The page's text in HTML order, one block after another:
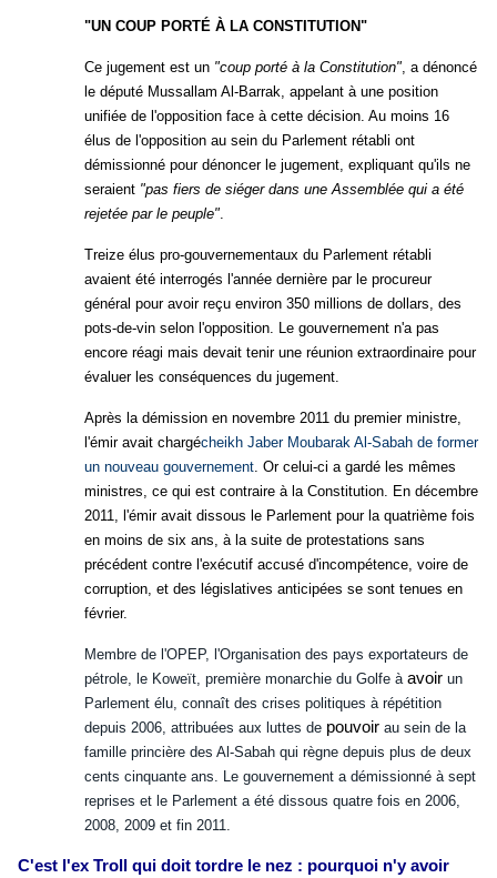
"UN COUP PORTÉ À LA CONSTITUTION"
Ce jugement est un "coup porté à la Constitution", a dénoncé
le député Mussallam Al-Barrak, appelant à une position
unifiée de l'opposition face à cette décision. Au moins 16
élus de l'opposition au sein du Parlement rétabli ont
démissionné pour dénoncer le jugement, expliquant qu'ils ne
seraient "pas fiers de siéger dans une Assemblée qui a été
rejetée par le peuple".
Treize élus pro-gouvernementaux du Parlement rétabli
avaient été interrogés l'année dernière par le procureur
général pour avoirreçu environ 350 millions de dollars, des
pots-de-vin selon l'opposition. Le gouvernement n'a pas
encore réagi mais devait tenirune réunion extraordinaire pour
évaluer les conséquences du jugement.
Après la démission en novembre 2011 du premier ministre,
l'émir avait chargécheikh Jaber Moubarak Al-Sabah de former
un nouveau gouvernement. Or celui-ci a gardé les mêmes
ministres, ce qui est contraire à la Constitution. En décembre
2011, l'émir avait dissous le Parlement pour la quatrième fois
en moins de six ans, à la suite de protestations sans
précédent contre l'exécutif accusé d'incompétence, voire de
corruption, et des législatives anticipées se sont tenues en
février.
Membre de l'OPEP, l'Organisation des pays exportateurs de
pétrole, le Koweït, première monarchie du Golfe à avoir un
Parlement élu, connaît des crises politiques à répétition
depuis 2006, attribuées aux luttes de pouvoir au sein de la
famille princière des Al-Sabah qui règne depuis plus de deux
cents cinquante ans. Le gouvernement a démissionné à sept
reprises et le Parlement a été dissous quatre fois en 2006,
2008, 2009 et fin 2011.
C'est l'ex Troll qui doit tordre le nez : pourquoi n'y avoir